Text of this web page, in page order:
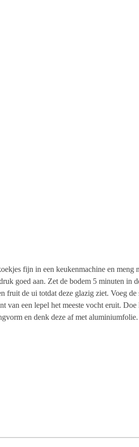
fijn in een keukenmachine en meng
goed aan. Zet de bodem 5 minuten in
fruit de ui totdat deze glazig ziet. Voeg
van een lepel het meeste vocht eruit.
en denk deze af met